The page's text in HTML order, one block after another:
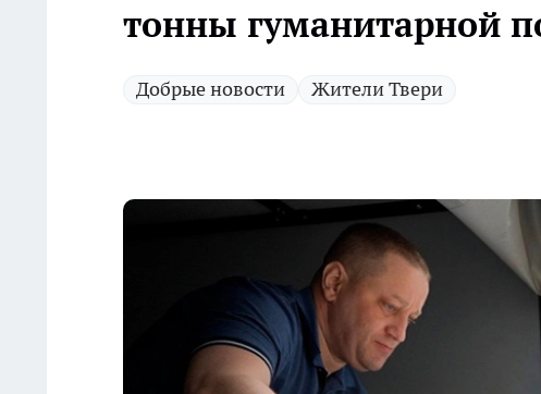
тонны гуманитарной
Добрые новости Жители Твери